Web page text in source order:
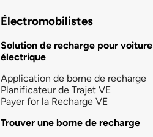
Électromobilistes
Solution de recharge pour voiture
électrique
Application de borne de recharge
Planificateur de Trajet VE
Payer for la Recharge VE
Trouver une borne de recharge